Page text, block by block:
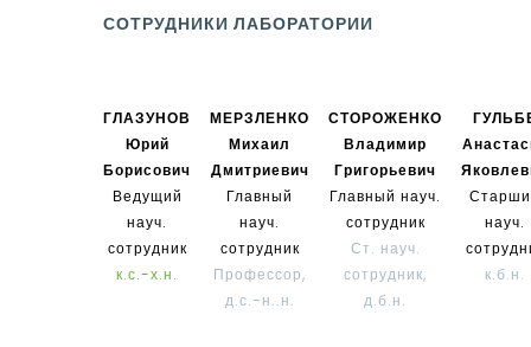
СОТРУДНИКИ ЛАБОРАТОРИИ
ГЛАЗУНОВ
Юрий
Борисович
Ведущий
науч.
сотрудник
к.с.-х.н.
МЕРЗЛЕНКО
Михаил
Дмитриевич
Главный
науч.
сотрудник
Профессор,
д.с.-н..н.
СТОРОЖЕНКО
Владимир
Григорьевич
Главный науч.
сотрудник
Ст. науч.
сотрудник,
д.б.н.
науч.
к.б.н.